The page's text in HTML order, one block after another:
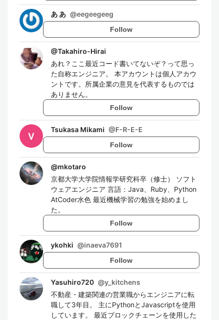
あ あ @eegeegeeg
Follow
@Takahiro-Hirai
あれ？ここ最近コード書いてないぞ？って思っ
た自称エンジニア。 本アカウントは個人アカウ
ントです。所属企業の意見を代表するものでは
ありません。
Follow
Tsukasa Mikami @F-R-E-E
Follow
@mkotaro
京都大学大学院情報学研究科卒（修士） ソフト
ウェアエンジニア 言語：Java、Ruby、Python
AtCoder水色 最近機械学習の勉強を始めまし
た。
Follow
ykohki @inaeva7691
Follow
Yasuhiro720 @y_kitchens
不動産・建築関連の営業職からエンジニアに転
職して3年目。 主にPythonとJavascriptを使用
しています。 最近ブロックチェーンを使用した